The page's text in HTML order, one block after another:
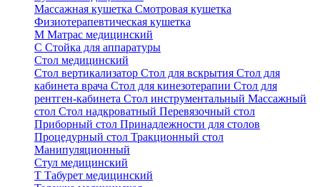
Массажная кушетка Смотровая кушетка
Физиотерапевтическая кушетка
М Матрас медицинский
С Стойка для аппаратуры
Стол медицинский
Стол вертикализатор Стол для вскрытия Стол для
кабинета врача Стол для кинезотерапии Стол для
рентген-кабинета Стол инструментальный Массажный
стол Стол надкроватный Перевязочный стол
Приборный стол Принадлежности для столов
Процедурный стол Тракционный стол
Манипуляционный
Стул медицинский
Т Табурет медицинский